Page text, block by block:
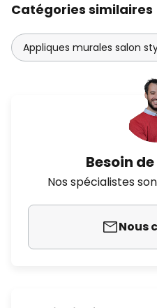
Catégories similaires
Appliques murales salon
Besoin
Nos spécialistes
Nous